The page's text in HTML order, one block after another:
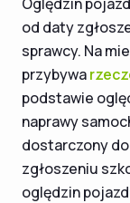
od daty
sprawcy. Na
przybywa
podstawie
naprawy
dostarczony
zgłoszeniu
oględzin